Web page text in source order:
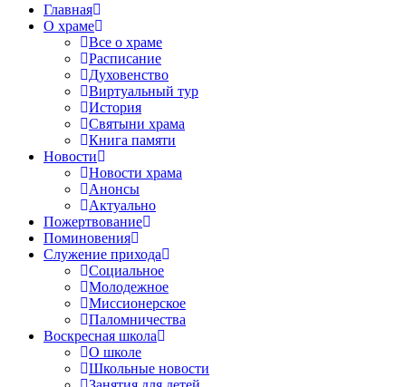
Главная
О храме
Все о храме
Расписание
Духовенство
Виртуальный тур
История
Святыни храма
Книга памяти
Новости
Новости храма
Анонсы
Актуально
Пожертвование
Поминовения
Служение прихода
Социальное
Молодежное
Миссионерское
Паломничества
Воскресная школа
О школе
Школьные новости